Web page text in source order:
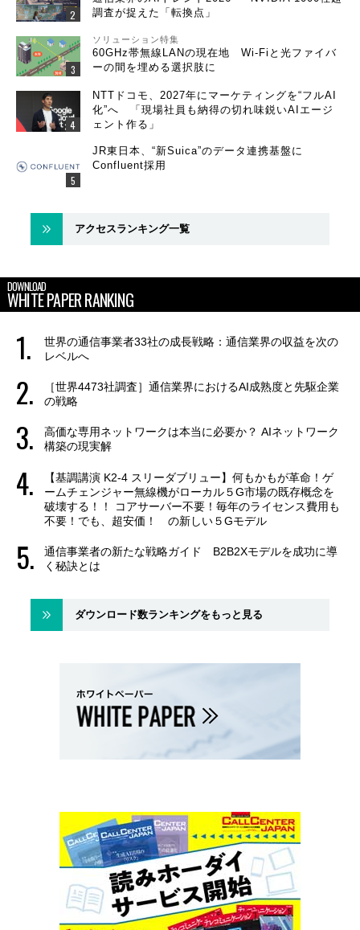
調査が捉えた「転換点」
ソリューション特集
60GHz帯無線LANの現在地 Wi-Fiと光ファイバ
ーの間を埋める選択肢に
NTTドコモ、2027年にマーケティングを“フルAI
化”へ 「現場社員も納得の切れ味鋭いAIエージ
ェント作る」
JR東日本、“新Suica”のデータ連携基盤に
Confluent採用
アクセスランキング一覧
DOWNLOAD
WHITE PAPER RANKING
世界の通信事業者33社の成長戦略：通信業界の収益を次の
レベルへ
［世界4473社調査］通信業界におけるAI成熟度と先駆企業
の戦略
高価な専用ネットワークは本当に必要か？ AIネットワーク
構築の現実解
【基調講演 K2-4 スリーダブリュー】何もかもが革命！ゲ
ームチェンジャー無線機がローカル５G市場の既存概念を
破壊する！！ コアサーバー不要！毎年のライセンス費用も
不要！でも、超安価！ の新しい５Gモデル
通信事業者の新たな戦略ガイド B2B2Xモデルを成功に導
く秘訣とは
ダウンロード数ランキングをもっと見る